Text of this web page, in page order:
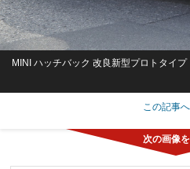
MINI ハッチバック 改良新型プロトタイプ
この記事